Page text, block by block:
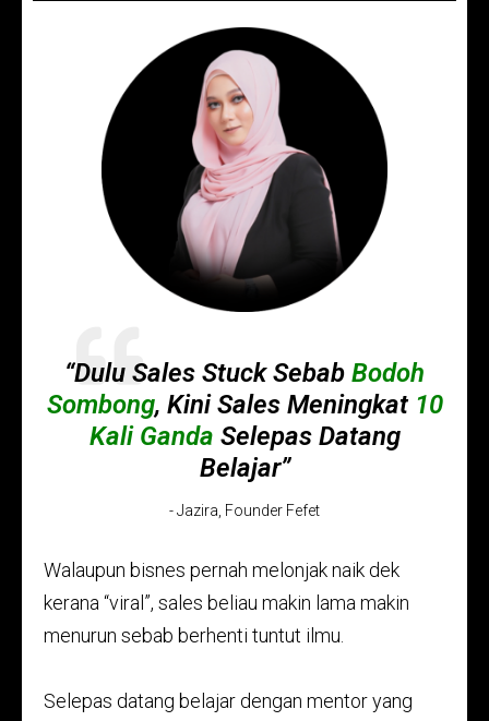
“Dulu Sales Stuck Sebab Bodoh
Sombong, Kini Sales Meningkat 10
Kali Ganda Selepas Datang
Belajar”
- Jazira, Founder Fefet
Walaupun bisnes pernah melonjak naik dek
kerana “viral”, sales beliau makin lama makin
menurun sebab berhenti tuntut ilmu.
Selepas datang belajar dengan mentor yang